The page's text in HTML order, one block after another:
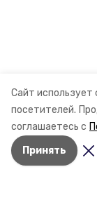
Сайт использует
посетителей.
соглашаетесь с
Принять